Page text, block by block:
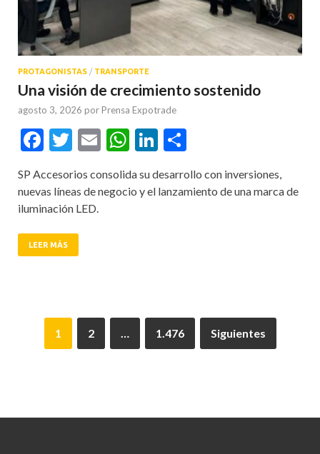
PROTAGONISTAS / TRANSPORTE
Una visión de crecimiento sostenido
agosto 3, 2026 por Prensa Expotrade
Facebook
Twitter
EmailWhatsApp
LinkedIn
SP Accesorios consolida su desarrollo con inversiones,
nuevas líneas de negocio y el lanzamiento de una marca de
iluminación LED.
LEER MÁS
1 2 … 1.476 Siguientes